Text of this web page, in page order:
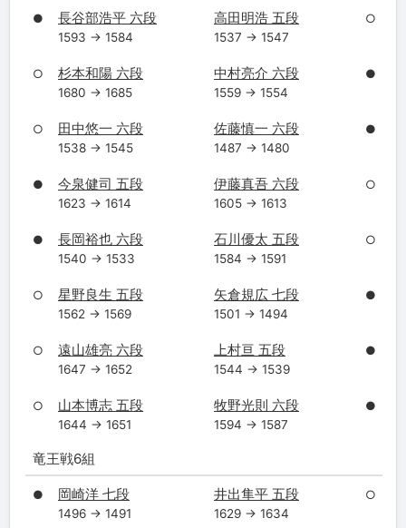
● 長谷部浩平 六段
1593 → 1584
高田明浩 五段
1537 → 1547
○
○ 杉本和陽 六段
1680 → 1685
中村亮介 六段
1559 → 1554
●
○ 田中悠一 六段
1538 → 1545
佐藤慎一 六段
1487 → 1480
●
● 今泉健司 五段
1623 → 1614
伊藤真吾 六段
1605 → 1613
○
● 長岡裕也 六段
1540 → 1533
石川優太 五段
1584 → 1591
○
○ 星野良生 五段
1562 → 1569
矢倉規広 七段
1501 → 1494
●
○ 遠山雄亮 六段
1647 → 1652
上村亘 五段
1544 → 1539
●
○ 山本博志 五段
1644 → 1651
牧野光則 六段
1594 → 1587
●
竜王戦6組
● 岡崎洋 七段
1496 → 1491
井出隼平 五段
1629 → 1634
○